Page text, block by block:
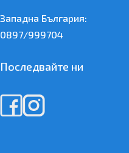
Западна България:
0897/999704
Последвайте ни